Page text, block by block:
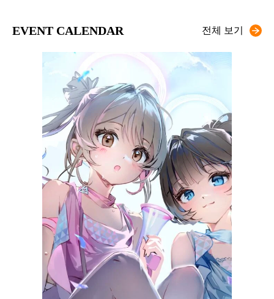
EVENT CALENDAR 전체 보기